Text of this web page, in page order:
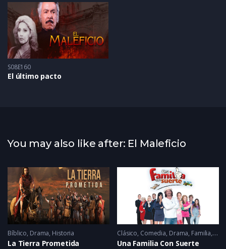
S08E160
El último pacto
You may also like after: El Maleficio
Bíblico, Drama, Historia
La Tierra Prometida
Clásico, Comedia, Drama, Familia,
Una Familia Con Suerte